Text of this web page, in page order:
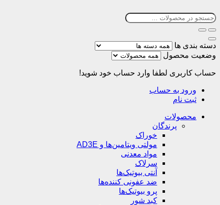
دسته بندی ها
وضعیت محصول
حساب کاربری لطفا وارد حساب خود شوید!
ورود به حساب
ثبت نام
محصولات
پرندگان
خوراک
مولتی ویتامین‌ها و AD3E
مواد معدنی
سرلاک
آنتی بیوتیک‌ها
ضد عفونی کننده‌ها
پرو بیوتیک‌ها
کبد شور